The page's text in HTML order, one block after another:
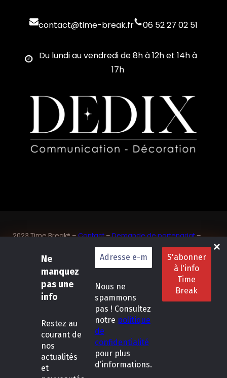
Ne
manquez
pas une
info
Restez au
courant de
nos
actualités
et
Nous ne
spammons
pas ! Consultez
notre politique
de
confidentialité
pour plus
d’informations.
contact@time-break.fr 06 52 27 02 51
Du lundi au vendredi de 8h à 12h et 14h à
17h
2023 Time Break® –Contact–Demande de partenariat–
Sponsoriser un joueur de padel français
SASU Dedix Communication – 87 rue de Mireille – 83 150
Bandol – Var
Conditions
générales de location
Follow Us :LinkedInInstagram